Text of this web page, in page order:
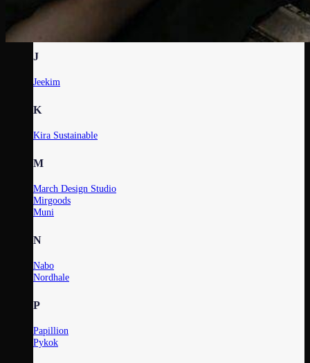
J
Jeekim
K
Kira Sustainable
M
March Design Studio
Mirgoods
Muni
N
Nabo
Nordhale
P
Papillion
Pykok